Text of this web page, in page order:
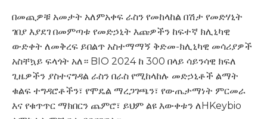
በመጪዎቹ አመታት አለምአቀፍ ራስን የመከላከል በሽታ የመድሃኒት
ገበያ እያደገ በመምጣቱ የመድኃኒት እጩዎችን ከፍተኛ ክሊኒካዊ
ውድቀት ለመቅረፍ ይበልጥ አስተማማኝ ቅድመ-ክሊኒካዊ መሳሪያዎች
አስቸኳይ ፍላጎት አለ። BIO 2024 ከ 300 በላይ ሳይንሳዊ ክፍለ
ጊዜዎችን ያስተናግዳል ራስን በራስ የሚከላከሉ መድኃኒቶች ልማት
ቁልፍ ተግዳሮቶችን፣ የሞዴል ማረጋገጫን፣ የውጤታማነት ምርመራ
እና የቁጥጥር ማክበርን ጨምሮ፣ ይህም ልዩ እውቀቱን ለHKeybio